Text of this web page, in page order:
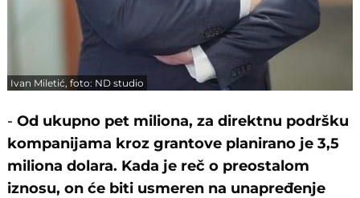
Ivan Miletić, foto: ND studio
-Od ukupno pet miliona, za direktnu podršku
kompanijama kroz grantove planirano je 3,5
miliona dolara. Kada je reč o preostalom
iznosu, on će biti usmeren na unapređenje